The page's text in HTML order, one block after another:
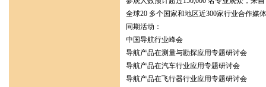
全球20 多个国家和地区近300家行业合作媒
同期活动：
中国导航行业峰
导航产品在测量与勘探应用专题研讨会
导航产品在汽车行业应用专
导航产品在飞行器行业应用专题研讨会